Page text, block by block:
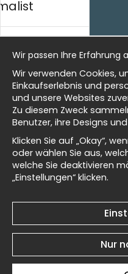
Meine Favoriten
Information
Wir sind Wallnest
FAQ
Newsletter
Erhalten Sie unsere besten
Mailadresse
history
Wallnest
Wir passen Ihre Erfahrung
Wir verwenden Cookies,
Einkaufserlebnis und
und unsere Websites
Zu diesem Zweck
Benutzer, ihre Designs
Klicken Sie auf „Okay“,
oder wählen Sie aus,
welche Sie deaktivieren
„Einstellungen“ klicken.
Nur